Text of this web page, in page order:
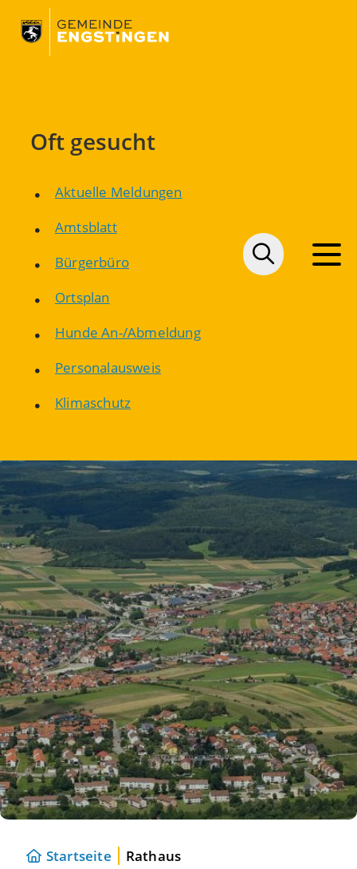
Oft gesucht
Aktuelle Meldungen
Amtsblatt
Bürgerbüro
Ortsplan
Hunde An-/Abmeldung
Personalausweis
Klimaschutz
Startseite Rathaus